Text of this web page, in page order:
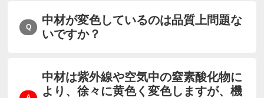
中材が変色しているのは品質上問題な
いですか？
中材は紫外線や空気中の窒素酸化物に
より、徐々に黄色く変色しますが、機